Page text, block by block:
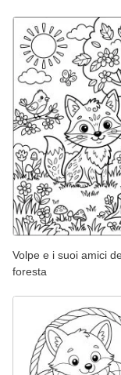
Volpe e i suoi amici
foresta